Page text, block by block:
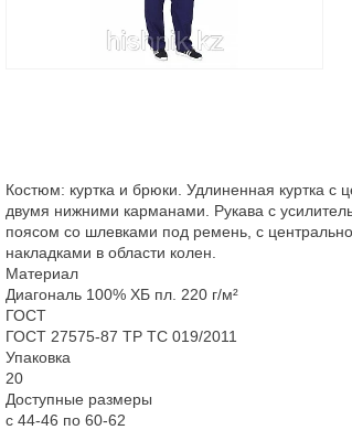
Костюм: куртка и брюки. Удлиненная куртка с
двумя нижними карманами. Рукава с
поясом со шлевками под ремень, с
накладками в области колен.
Материал
Диагональ 100% ХБ пл. 220 г/м²
ГОСТ
ГОСТ 27575-87 ТР ТС 019/2011
Упаковка
20
Доступные размеры
с 44-46 по 60-62